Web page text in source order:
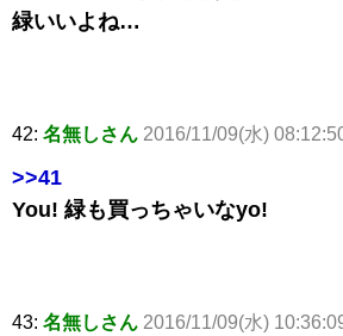
緑いいよね…
42: 名無しさん 2016/11/09(水)
>>41
You! 緑も買っちゃいなyo!
43: 名無しさん 2016/11/09(水)